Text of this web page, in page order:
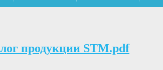
продукции STM.pdf